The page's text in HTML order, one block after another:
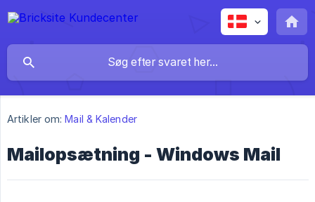
Artikler om: Mail & Kalender
Mailopsætning - Windows Mail